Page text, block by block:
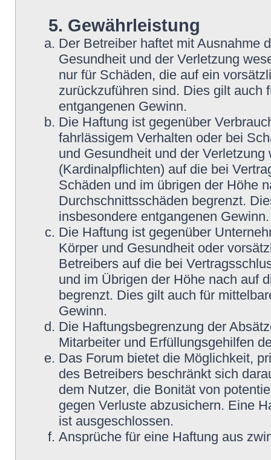
5. Gewährleistung
Der Betreiber haftet mit Ausnahme
Gesundheit und der Verletzung
nur für Schäden, die auf ein
zurückzuführen sind. Dies gilt auch
entgangenen Gewinn.
Die Haftung ist gegenüber
fahrlässigem Verhalten oder bei
und Gesundheit und der
(Kardinalpflichten) auf die bei
Schäden und im übrigen der Höhe
Durchschnittsschäden begrenzt.
insbesondere entgangenen Gewinn.
Die Haftung ist gegenüber
Körper und Gesundheit oder
Betreibers auf die bei
und im Übrigen der Höhe nach auf
begrenzt. Dies gilt auch für
Gewinn.
Die Haftungsbegrenzung der
Mitarbeiter und Erfüllungsgehilfen
Das Forum bietet die Möglichkeit,
des Betreibers beschränkt sich
dem Nutzer, die Bonität von
gegen Verluste abzusichern. Eine
ist ausgeschlossen.
Ansprüche für eine Haftung aus